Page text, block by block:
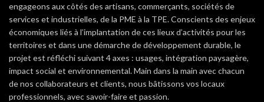
engageons aux côtés des artisans, commerçants, sociétés de
services et industrielles, de la PME à la TPE. Conscients des enjeux
économiques liés à l’implantation de ces lieux d’activités pour les
territoires et dans une démarche de développement durable, le
projet est réfléchi suivant 4 axes : usages, intégration paysagère,
impact social et environnemental. Main dans la main avec chacun
de nos collaborateurs et clients, nous bâtissons vos locaux
professionnels, avec savoir-faire et passion.